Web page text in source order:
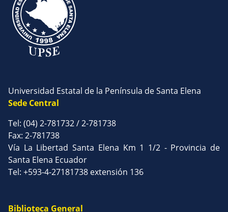
Universidad Estatal de la Península de Santa Elena
Sede Central
Tel: (04) 2-781732 / 2-781738
Fax: 2-781738
Vía La Libertad Santa Elena Km 1 1/2 - Provincia de
Santa Elena Ecuador
Tel: +593-4-27181738 extensión 136
Biblioteca General